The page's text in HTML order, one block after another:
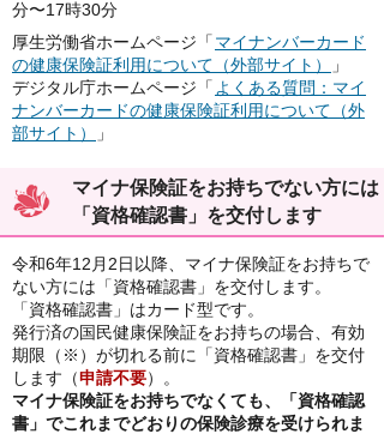
分〜17時30分
厚生労働省ホームページ「 マイナンバーカード
の健康保険証利用について（外部サイト）
」
デジタル庁ホームページ「 よくある質問：マイ
ナンバーカードの健康保険証利用について（外
部サイト）
」
マイナ保険証をお持ちでない方には
「資格確認書」を交付します
令和6年12月2日以降、マイナ保険証をお持ちで
ない方には「資格確認書」を交付します。
「資格確認書」はカード型です。
発行済の国民健康保険証をお持ちの場合、有効
期限（※）が切れる前に「資格確認書」を交付
します（申請不要）。
マイナ保険証をお持ちでなくても、「資格確認
書」でこれまでどおりの保険診療を受けられま